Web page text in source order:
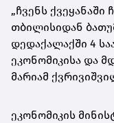
„ჩვენს
თბილისიდან
დედაქალაქში 4
ეკონომიკისა და
მარიამ
ეკონომიკის